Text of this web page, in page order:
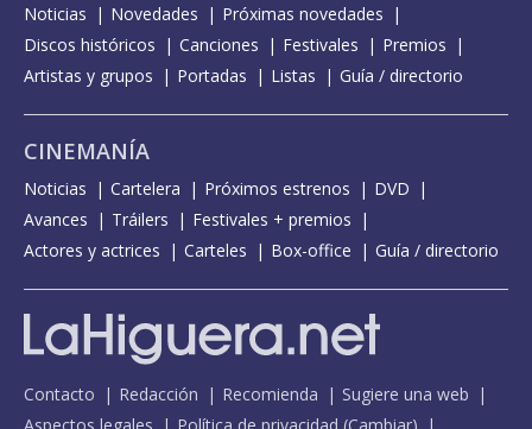
Noticias Novedades
Próximas novedades
Discos históricos
Canciones Festivales
Premios
Artistas y grupos
Portadas Listas Guía / directorio
CINEMANÍA
Noticias Cartelera Próximos estrenos
DVD
Avances
Tráilers
Festivales + premios
Actores y actrices
Carteles Box-office Guía / directorio
Contacto Redacción Recomienda
Sugiere una web